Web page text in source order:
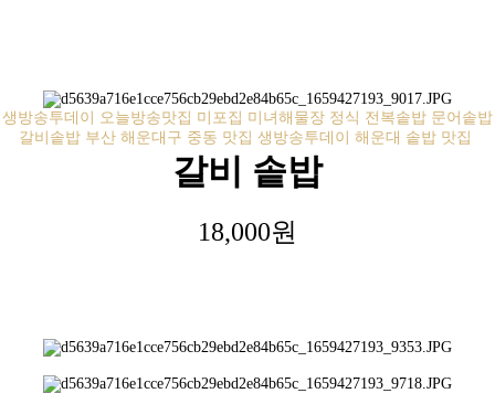
생방송투데이 오늘방송맛집 미포집 미녀해물장 정식 전복솥밥 문어솥밥
갈비솥밥 부산 해운대구 중동 맛집 생방송투데이 해운대 솥밥 맛집
갈비 솥밥
18,000원